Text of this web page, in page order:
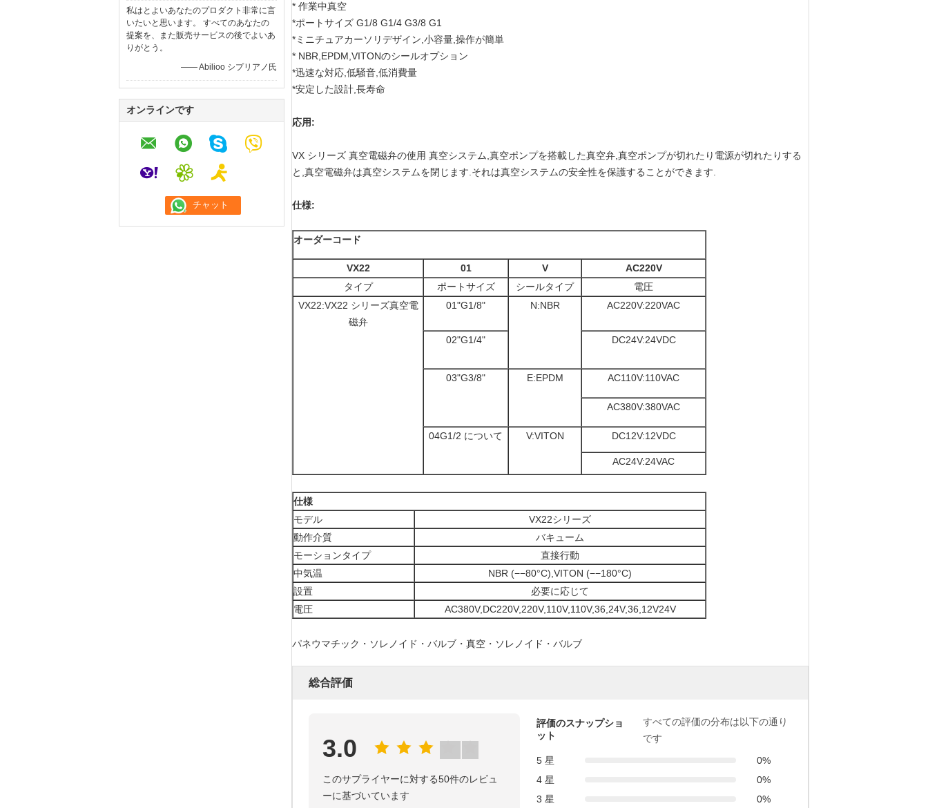
私はとよいあなたのプロダクト非常に言
いたいと思います。 すべてのあなたの
提案を、また販売サービスの後でよいあ
りがとう。
—— Abilioo シプリアノ氏
オンラインです
* 作業中真空
*ポートサイズ G1/8 G1/4 G3/8 G1
*ミニチュアカーソリデザイン,小容量,操作が簡単
* NBR,EPDM,VITONのシールオプション
*迅速な対応,低騒音,低消費量
*安定した設計,長寿命
応用:
VX シリーズ 真空電磁弁の使用 真空システム,真空ポンプを搭載した真空弁,真空ポンプが切れたり電源が切れたりする
と,真空電磁弁は真空システムを閉じます.それは真空システムの安全性を保護することができます.
仕様:
オーダーコード
VX22 01 V
AC220V
タイプ
ポートサイズ シールタイプ
電圧
VX22:VX22 シリーズ真空電
磁弁
01"G1/8" N:NBR AC220V:220VAC
02"G1/4" DC24V:24VDC
03"G3/8" E:EPDM AC110V:110VAC
AC380V:380VAC
04G1/2 について V:VITON DC12V:12VDC
AC24V:24VAC
仕様
モデル
VX22シリーズ
動作介質
バキューム
モーションタイプ
直接行動
中気温
NBR (−−80°C),VITON (−−180°C)
設置
必要に応じて
電圧
AC380V,DC220V,220V,110V,110V,36,24V,36,12V24V
パネウマチック・ソレノイド・バルブ・真空・ソレノイド・バルブ
総合評価
3.0
このサプライヤーに対する50件のレビュ
ーに基づいています
評価のスナップショ
ット
すべての評価の分布は以下の通り
です
5 星
0%
4 星
0%
3 星
0%